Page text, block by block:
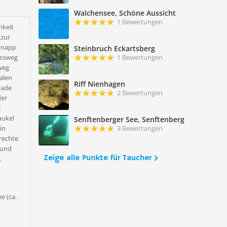
Walchensee, Schöne Aussicht
1 Bewertungen
Steinbruch Eckartsberg
1 Bewertungen
Riff Nienhagen
2 Bewertungen
Senftenberger See, Senftenberg
3 Bewertungen
Zeige alle Punkte für Taucher
(ca.